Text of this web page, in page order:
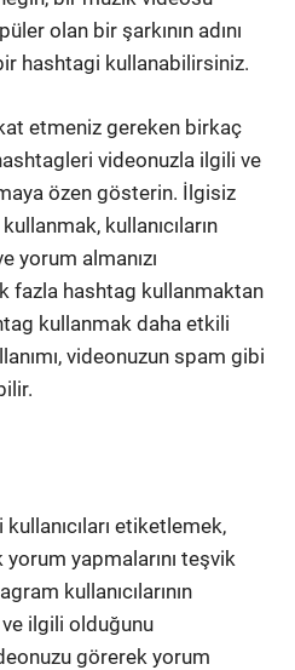
olan bir şarkının adını
hashtagi kullanabilirsiniz.
etmeniz gereken birkaç
videonuzla ilgili ve
özen gösterin. İlgisiz
kullanıcıların
yorum almanızı
fazla hashtag kullanmaktan
kullanmak daha etkili
videonuzun spam gibi
etiketlemek,
yapmalarını teşvik
kullanıcılarının
ilgili olduğunu
görerek yorum